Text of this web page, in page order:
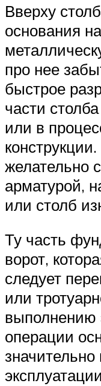
Вверху
основания
про нее
быстрое
части
или в
желательно
арматурой,
или столб
Ту часть
ворот,
следует
или
выполнению
операции
значительно